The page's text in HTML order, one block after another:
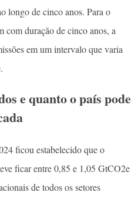
longo de cinco anos. Para o
com duração de cinco anos, a
em um intervalo que varia
e quanto o país pode
ficou estabelecido que o
ficar entre 0,85 e 1,05 GtCO2e
de todos os setores